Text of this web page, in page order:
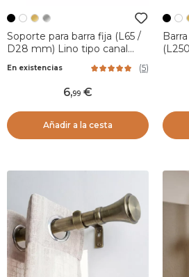
Soporte para barra fija (L65 /
D28 mm) Lino tipo canal
En existencias (5)
6,99
Añadir a la cesta